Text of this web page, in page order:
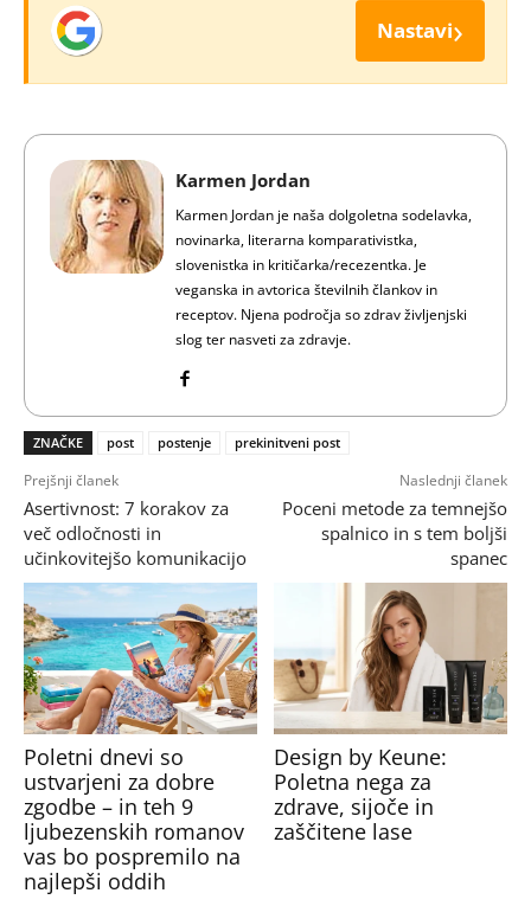
Nastavi›
Karmen Jordan
Karmen Jordan je naša dolgoletna sodelavka,
novinarka, literarna komparativistka,
slovenistka in kritičarka/recezentka. Je
veganska in avtorica številnih člankov in
receptov. Njena področja so zdrav življenjski
slog ter nasveti za zdravje.
ZNAČKE post postenje prekinitveni post
Prejšnji članek
Asertivnost: 7 korakov za
več odločnosti in
učinkovitejšo komunikacijo
Naslednji članek
Poceni metode za temnejšo
spalnico in s tem boljši
spanec
Poletni dnevi so
ustvarjeni za dobre
zgodbe – in teh 9
ljubezenskih romanov
vas bo pospremilo na
najlepši oddih
Design by Keune:
Poletna nega za
zdrave, sijoče in
zaščitene lase